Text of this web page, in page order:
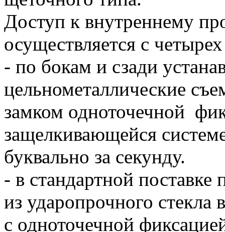
Доступ к внутреннему
осуществляется с
- по бокам и сзади
цельнометаллические
замком одноточечной
защелкивающейся
буквально за секунду.
- в стандартной поставке
из ударопрочного стекла
с одноточечной